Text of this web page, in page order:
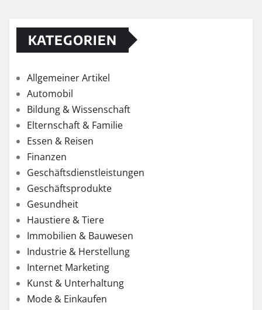
KATEGORIEN
Allgemeiner Artikel
Automobil
Bildung & Wissenschaft
Elternschaft & Familie
Essen & Reisen
Finanzen
Geschäftsdienstleistungen
Geschäftsprodukte
Gesundheit
Haustiere & Tiere
Immobilien & Bauwesen
Industrie & Herstellung
Internet Marketing
Kunst & Unterhaltung
Mode & Einkaufen